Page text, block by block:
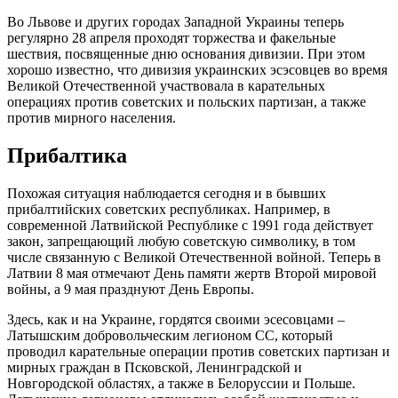
Во Львове и других городах Западной Украины теперь
регулярно 28 апреля проходят торжества и факельные
шествия, посвященные дню основания дивизии. При этом
хорошо известно, что дивизия украинских эсэсовцев во время
Великой Отечественной участвовала в карательных
операциях против советских и польских партизан, а также
против мирного населения.
Прибалтика
Похожая ситуация наблюдается сегодня и в бывших
прибалтийских советских республиках. Например, в
современной Латвийской Республике с 1991 года действует
закон, запрещающий любую советскую символику, в том
числе связанную с Великой Отечественной войной. Теперь в
Латвии 8 мая отмечают День памяти жертв Второй мировой
войны, а 9 мая празднуют День Европы.
Здесь, как и на Украине, гордятся своими эсесовцами –
Латышским добровольческим легионом СС, который
проводил карательные операции против советских партизан и
мирных граждан в Псковской, Ленинградской и
Новгородской областях, а также в Белоруссии и Польше.